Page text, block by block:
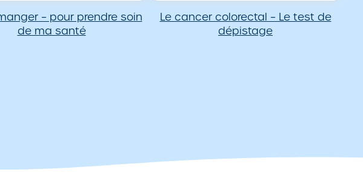
– pour prendre soin
de ma santé
Le cancer colorectal – Le test de
dépistage